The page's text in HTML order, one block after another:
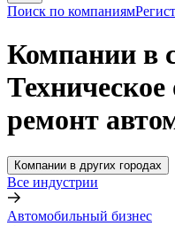
Поиск по компаниям
Компании в
ремонт
Компании в других городах
Все индустрии
Автомобильный бизнес